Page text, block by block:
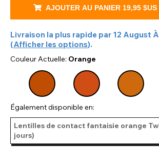
AJOUTER AU PANIER 19,95 $US
Livraison la plus rapide par 12 August À
(Afficher les options).
Couleur Actuelle: Orange
Également disponible en:
Lentilles de contact fantaisie orange
jours)